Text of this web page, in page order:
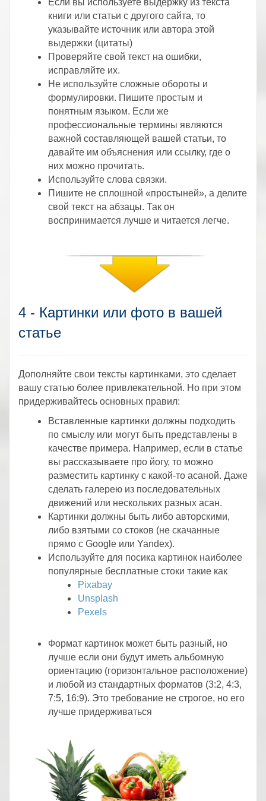
Если вы используете выдержку из текста
книги или статьи с другого сайта, то
указывайте источник или автора этой
выдержки (цитаты)
Проверяйте свой текст на ошибки,
исправляйте их.
Не используйте сложные обороты и
формулировки. Пишите простым и
понятным языком. Если же
профессиональные термины являются
важной составляющей вашей статьи, то
давайте им объяснения или ссылку, где о
них можно прочитать.
Используйте слова связки.
Пишите не сплошной «простыней», а делите
свой текст на абзацы. Так он
воспринимается лучше и читается легче.
4 - Картинки или фото в вашей
статье
Дополняйте свои тексты картинками, это сделает
вашу статью более привлекательной. Но при этом
придерживайтесь основных правил:
Вставленные картинки должны подходить
по смыслу или могут быть представлены в
качестве примера. Например, если в статье
вы рассказываете про йогу, то можно
разместить картинку с какой-то асаной. Даже
сделать галерею из последовательных
движений или нескольких разных асан.
Картинки должны быть либо авторскими,
либо взятыми со стоков (не скачанные
прямо с Google или Yandex).
Используйте для посика картинок наиболее
популярные бесплатные стоки такие как
Pixabay
Unsplash
Pexels
Формат картинок может быть разный, но
лучше если они будут иметь альбомную
ориентацию (горизонтальное расположение)
и любой из стандартных форматов (3:2, 4:3,
7:5, 16:9). Это требование не строгое, но его
лучше придерживаться